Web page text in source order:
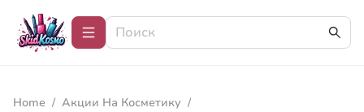
Home / Акции На Косметику /